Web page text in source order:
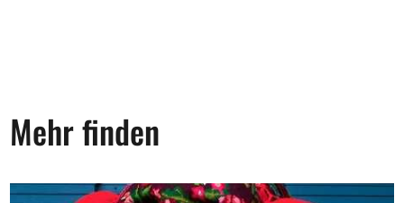
Mehr finden